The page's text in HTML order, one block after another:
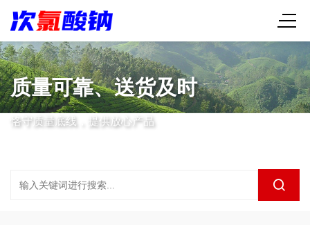
质量可靠、送货及时
恪守质量底线，提供放心产品